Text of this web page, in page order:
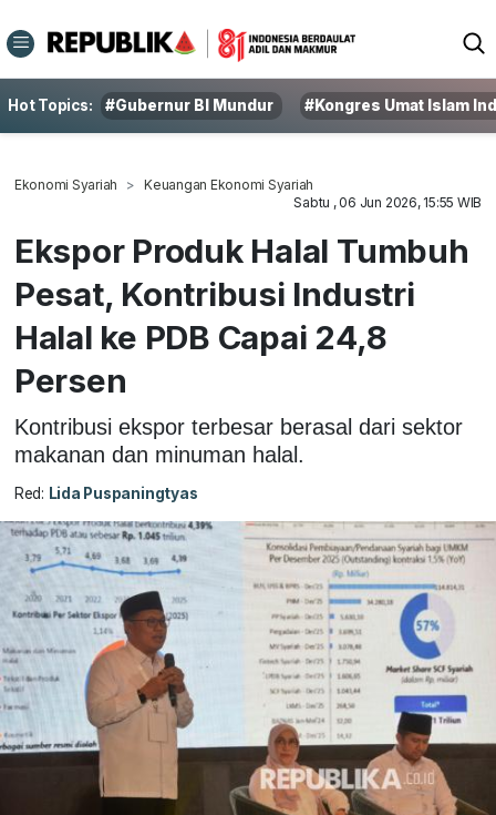
Hot Topics: #Gubernur BI Mundur #Kongres Umat Islam
Ekonomi Syariah
Keuangan Ekonomi Syariah
Sabtu , 06 Jun 2026, 15:55 WIB
Ekspor Produk Halal Tumbuh
Pesat, Kontribusi Industri
Halal ke PDB Capai 24,8
Persen
Kontribusi ekspor terbesar berasal dari sektor
makanan dan minuman halal.
Red: Lida Puspaningtyas